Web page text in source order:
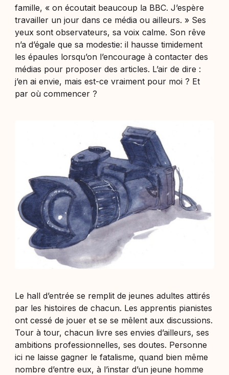
famille, «on écoutait beaucoup la BBC. J’espère
travailler un jour dans ce média ou ailleurs. » Ses
yeux sont observateurs, sa voix calme. Son rêve
n’a d’égale que sa modestie: il hausse timidement
les épaules lorsqu’on l’encourage à contacter des
médias pour proposer des articles. L’air de dire :
j’en ai envie, mais est-ce vraiment pour moi ? Et
par où commencer ?
Le hall d’entrée se remplit de jeunes adultes attirés
par les histoires de chacun. Les apprentis pianistes
ont cessé de jouer et se se mêlent aux discussions.
Tour à tour, chacun livre ses envies d’ailleurs, ses
ambitions professionnelles, ses doutes. Personne
ici ne laisse gagner le fatalisme, quand bien même
nombre d’entre eux, à l’instar d’un jeune homme